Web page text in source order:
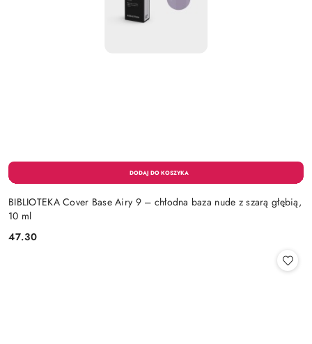
BIBLIOTEKA Cover Base Airy 9 – chłodna baza nude z szarą głębią,
10 ml
Cena:
47.30